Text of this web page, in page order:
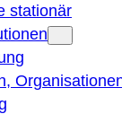
stationär